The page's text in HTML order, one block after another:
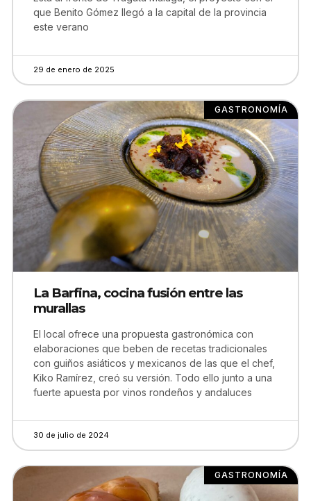
que Benito Gómez llegó a la capital de la provincia
este verano
29 de enero de 2025
GASTRONOMÍA
La Barfina, cocina fusión entre las
murallas
El local ofrece una propuesta gastronómica con
elaboraciones que beben de recetas tradicionales
con guiños asiáticos y mexicanos de las que el chef,
Kiko Ramírez, creó su versión. Todo ello junto a una
fuerte apuesta por vinos rondeños y andaluces
30 de julio de 2024
GASTRONOMÍA